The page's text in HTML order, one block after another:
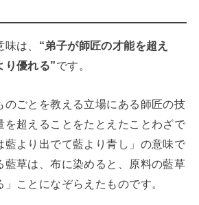
は、 “弟子が師匠の才能を超え
り優れる”です。
のごとを教える立場にある師匠の技
を超えることをたとえたことわざで
藍より出でて藍より青し」の意味で
藍草は、布に染めると、原料の藍草
ことになぞらえたものです。